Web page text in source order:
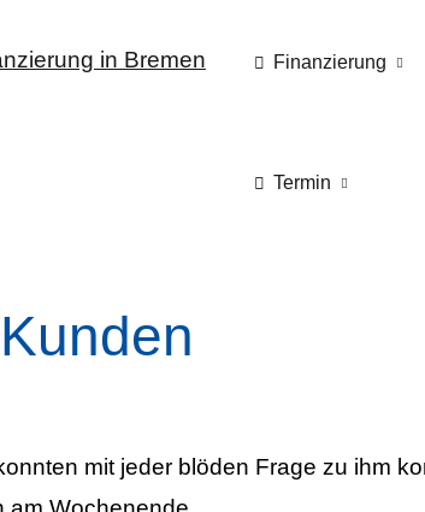
Finanzierung
Termin
mit jeder blöden Frage zu ihm